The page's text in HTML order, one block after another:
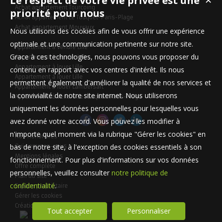
Achat appartement Tourcoing
Achat appartement Le Touquet-Paris-Plage
Achat appartement Mouvaux
Appartement à vendre Lille
Appartement à vendre Lille
Appartement à louer Lille
Appartement à louer Lille
Appartement à louer Lambersart
Appartement à vendre Le Touquet-Paris-Plage
Nos Honoraires
Qui sommes-nous
Mentions légales
Offre complète
Plan du site
Espace propriétaire
Gérer les cookies
Création site internet
priorité pour nous
Nous utilisons des cookies afin de vous offrir une expérience
optimale et une communication pertinente sur notre site.
Grace à ces technologies, nous pouvons vous proposer du
contenu en rapport avec vos centres d'intérêt. Ils nous
permettent également d'améliorer la qualité de nos services et
la convivialité de notre site internet. Nous utiliserons
uniquement les données personnelles pour lesquelles vous
avez donné votre accord. Vous pouvez les modifier à
n'importe quel moment via la rubrique "Gérer les cookies" en
bas de notre site, à l'exception des cookies essentiels à son
fonctionnement. Pour plus d'informations sur vos données
personnelles, veuillez consulter notre politique de
confidentialité.
Tout accepter Personnaliser